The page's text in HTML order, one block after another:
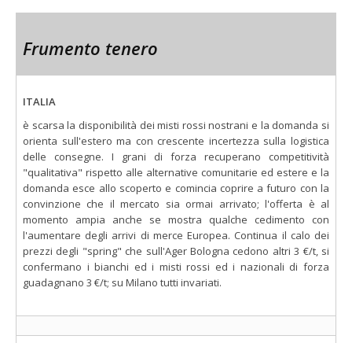
Frumento tenero
ITALIA
è scarsa la disponibilità dei misti rossi nostrani e la domanda si
orienta sull'estero ma con crescente incertezza sulla logistica
delle consegne. I grani di forza recuperano competitività
"qualitativa" rispetto alle alternative comunitarie ed estere e la
domanda esce allo scoperto e comincia coprire a futuro con la
convinzione che il mercato sia ormai arrivato; l'offerta è al
momento ampia anche se mostra qualche cedimento con
l'aumentare degli arrivi di merce Europea. Continua il calo dei
prezzi degli "spring" che sull'Ager Bologna cedono altri 3 €/t, si
confermano i bianchi ed i misti rossi ed i nazionali di forza
guadagnano 3 €/t; su Milano tutti invariati.